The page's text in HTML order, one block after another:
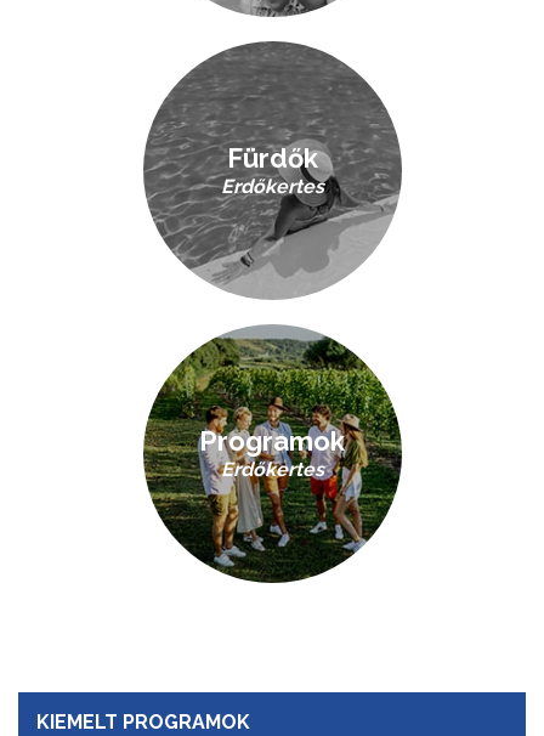
KIEMELT PROGRAMOK
Fürdők
Erdőkertes
Programok
Erdőkertes